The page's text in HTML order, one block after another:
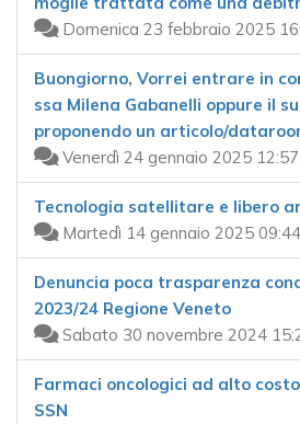
Domenica 23 febbraio 2025
Buongiorno, Vorrei entrare in
ssa Milena Gabanelli oppure il
proponendo un articolo/
Venerdì 24 gennaio 2025
Tecnologia satellitare e libero
Martedì 14 gennaio 2025
Denuncia poca trasparenza
2023/24 Regione Veneto
Sabato 30 novembre 2024
Farmaci oncologici ad alto
SSN